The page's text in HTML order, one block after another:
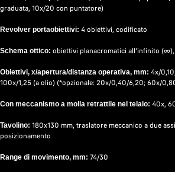
graduata, 10x/20 con puntatore)
Revolver portaobiettivi: 4 obiettivi, codificato
Schema ottico: obiettivi planacromatici all’infinito
Obiettivi, x/apertura/distanza operativa, mm: 4x/
100x/1,25 (a olio) (*opzionale: 20х/0,40/6,20; 60x/
Con meccanismo a molla retrattile nel telaio: 40x,
Tavolino: 180x130 mm, traslatore meccanico a due
posizionamento
Range di movimento, mm: 74/30